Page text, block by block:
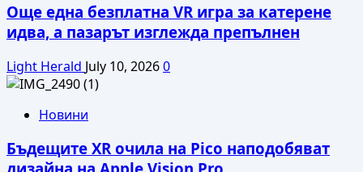
Echo
Frames
дисплей
Още една безплатна VR игра за катерене
идва, а пазарът изглежда препълнен
Light Herald July 10, 20260
Новини
Бъдещите XR очила на Pico наподобяват